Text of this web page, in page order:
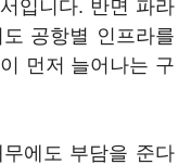
입니다. 반면 파라
공항별 인프라를
먼저 늘어나는 구
에도 부담을 준다